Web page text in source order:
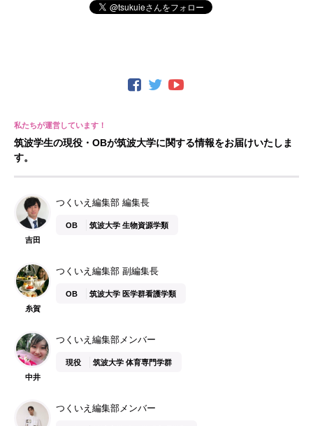
筑波学生の現役・OBが筑波大学に関する情報をお届けいたしま
す。
吉田
つくいえ編集部 編集長
OB 筑波大学 生物資源学類
糸賀
つくいえ編集部 副編集長
OB 筑波大学 医学群看護学類
中井
つくいえ編集部メンバー
現役 筑波大学 体育専門学群
つくいえ編集部メンバー